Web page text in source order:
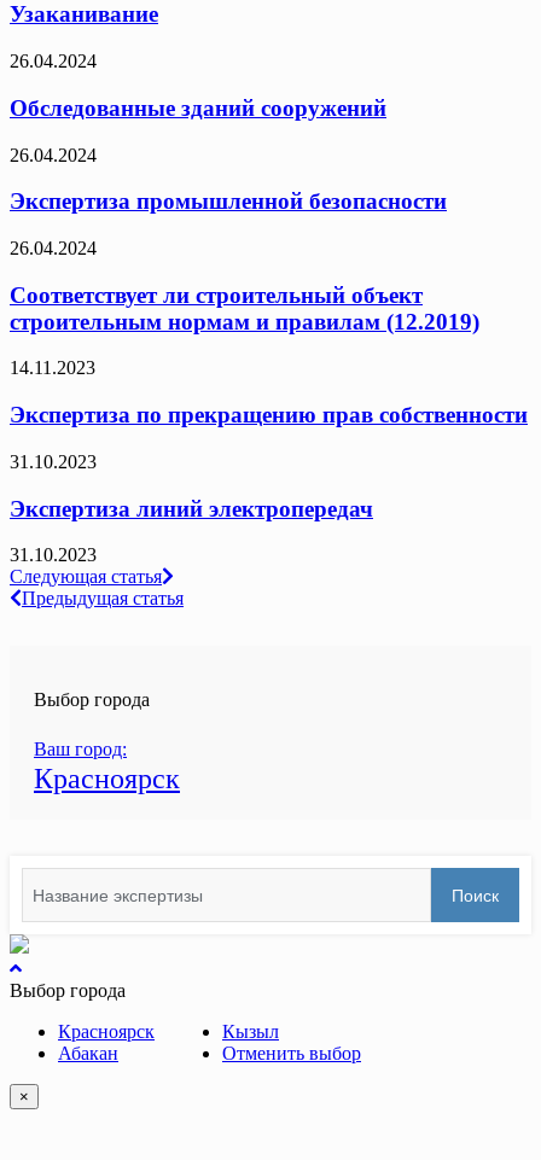
Узаканивание
26.04.2024
Обследованные зданий сооружений
26.04.2024
Экспертиза промышленной безопасности
26.04.2024
Соответствует ли строительный объект
строительным нормам и правилам (12.2019)
14.11.2023
Экспертиза по прекращению прав собственности
31.10.2023
Экспертиза линий электропередач
31.10.2023
Навигация
по
Следующая статья
Предыдущая статья
Выбор города
Ваш город:
Красноярск
for:
Поиск
вернуться
к
Выбор города
Красноярск
Абакан
Кызыл
Отменить выбор
×